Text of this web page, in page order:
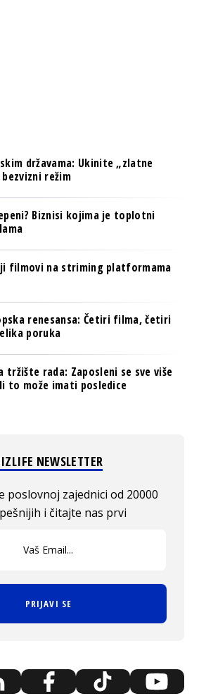
državama: Ukinite „zlatne
režim
Biznisi kojima je toplotni
filmovi na striming platformama
renesansa: Četiri filma, četiri
poruka
tržište rada: Zaposleni se sve više
to može imati posledice
NEWSLETTER
poslovnoj zajednici od 20000
i čitajte nas prvi
PRIJAVI SE